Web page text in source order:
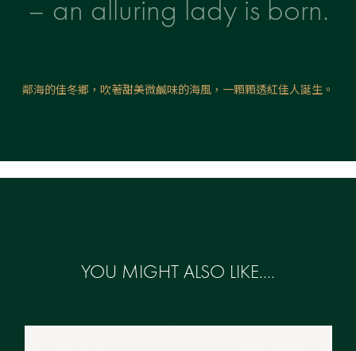
– an alluring lady is born.
鄰海的佳冬鄉，吹著甜美微鹹味的海風，一顆顆透紅佳人誕生。
YOU MIGHT ALSO LIKE....